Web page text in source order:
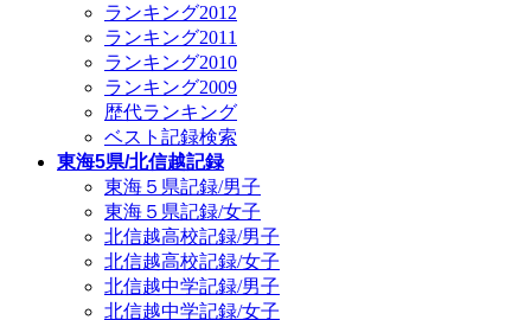
ランキング2012
ランキング2011
ランキング2010
ランキング2009
歴代ランキング
ベスト記録検索
東海5県/北信越記録
東海５県記録/男子
東海５県記録/女子
北信越高校記録/男子
北信越高校記録/女子
北信越中学記録/男子
北信越中学記録/女子